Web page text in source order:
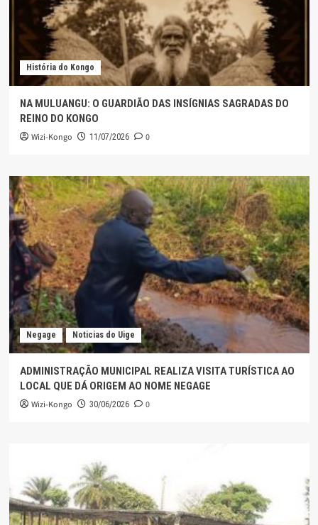
História do Kongo
NA MULUANGU: O GUARDIÃO DAS INSÍGNIAS SAGRADAS DO
REINO DO KONGO
Wizi-Kongo 11/07/2026 0
Negage Noticias do Uige
ADMINISTRAÇÃO MUNICIPAL REALIZA VISITA TURÍSTICA AO
LOCAL QUE DÁ ORIGEM AO NOME NEGAGE
Wizi-Kongo 30/06/2026 0